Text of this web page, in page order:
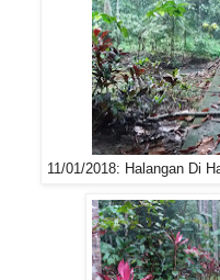
11/01/2018: Halangan Di